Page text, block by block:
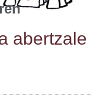
aber­tza­le